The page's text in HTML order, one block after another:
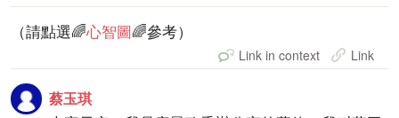
（請點選🌈心智圖🌈參考）
Link in context Link
蔡玉琪